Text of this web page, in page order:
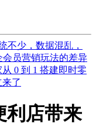
不少，数据混乱，
会员营销玩法的差异
从 0 到 1 搭建即时零
了
利店带来